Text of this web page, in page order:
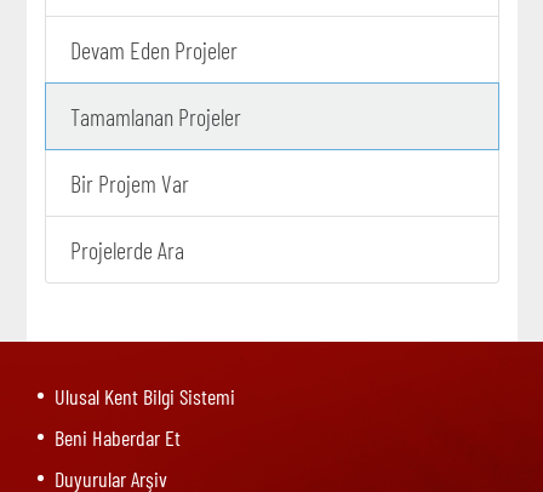
Devam Eden Projeler
Tamamlanan Projeler
Bir Projem Var
Projelerde Ara
Ulusal Kent Bilgi Sistemi
Beni Haberdar Et
Duyurular Arşiv